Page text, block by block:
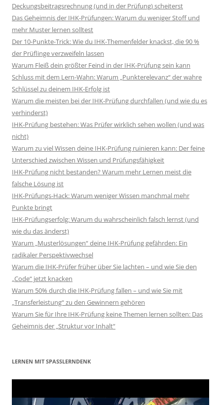
Deckungsbeitragsrechnung (und in der Prüfung) scheiterst
Das Geheimnis der IHK-Prüfungen: Warum du weniger Stoff und
mehr Muster lernen solltest
Der 10-Punkte-Trick: Wie du IHK-Themenfelder knackst, die 90 %
der Prüflinge verzweifeln lassen
Warum Fleiß dein größter Feind in der IHK-Prüfung sein kann
Schluss mit dem Lern-Wahn: Warum „Punkterelevanz“ der wahre
Schlüssel zu deinem IHK-Erfolg ist
Warum die meisten bei der IHK-Prüfung durchfallen (und wie du es
verhinderst)
IHK-Prüfung bestehen: Was Prüfer wirklich sehen wollen (und was
nicht)
Warum zu viel Wissen deine IHK-Prüfung ruinieren kann: Der feine
Unterschied zwischen Wissen und Prüfungsfähigkeit
IHK-Prüfung nicht bestanden? Warum mehr Lernen meist die
falsche Lösung ist
IHK-Prüfungs-Hack: Warum weniger Wissen manchmal mehr
Punkte bringt
IHK-Prüfungserfolg: Warum du wahrscheinlich falsch lernst (und
wie du das änderst)
Warum „Musterlösungen“ deine IHK-Prüfung gefährden: Ein
radikaler Perspektivwechsel
Warum die IHK-Prüfer früher über Sie lachten – und wie Sie den
„Code“ jetzt knacken
Warum 50% durch die IHK-Prüfung fallen – und wie Sie mit
„Transferleistung“ zu den Gewinnern gehören
Warum Sie für Ihre IHK-Prüfung keine Themen lernen sollten: Das
Geheimnis der „Struktur vor Inhalt“
LERNEN MIT SPASSLERNDENK